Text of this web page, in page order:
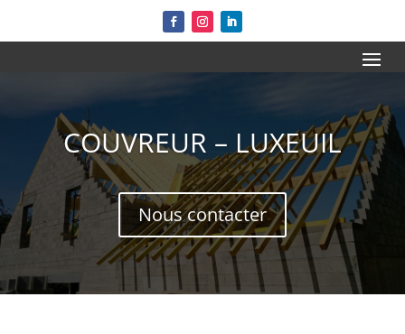
COUVREUR – LUXEUIL
Nous contacter